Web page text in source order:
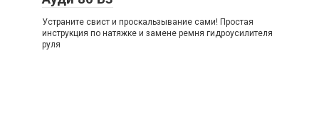
Устраните свист и проскальзывание сами! Простая
инструкция по натяжке и замене ремня гидроусилителя
руля